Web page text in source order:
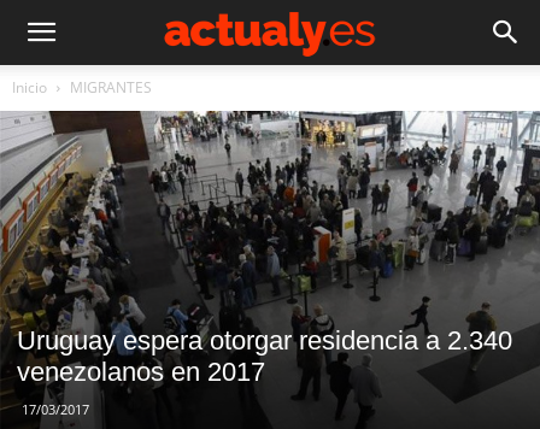
Inicio MIGRANTES
Uruguay espera otorgar residencia a 2.340
venezolanos en 2017
17/03/2017